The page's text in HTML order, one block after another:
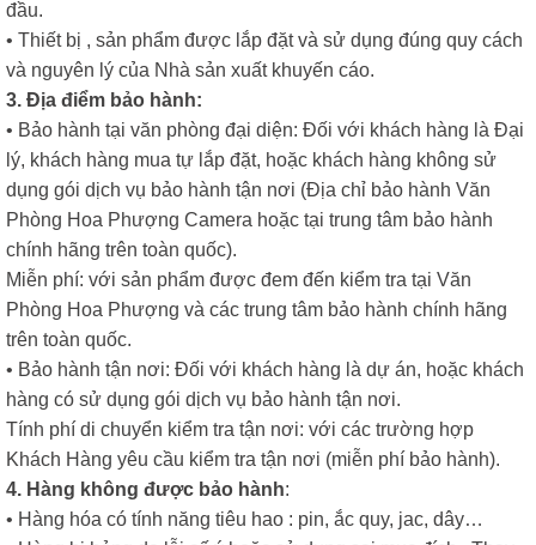
đầu.
• Thiết bị , sản phẩm được lắp đặt và sử dụng đúng quy cách
và nguyên lý của Nhà sản xuất khuyến cáo.
3. Địa điểm bảo hành:
• Bảo hành tại văn phòng đại diện: Đối với khách hàng là Đại
lý, khách hàng mua tự lắp đặt, hoặc khách hàng không sử
dụng gói dịch vụ bảo hành tận nơi (Địa chỉ bảo hành Văn
Phòng Hoa Phượng Camera hoặc tại trung tâm bảo hành
chính hãng trên toàn quốc).
Miễn phí: với sản phẩm được đem đến kiểm tra tại Văn
Phòng Hoa Phượng và các trung tâm bảo hành chính hãng
trên toàn quốc.
• Bảo hành tận nơi: Đối với khách hàng là dự án, hoặc khách
hàng có sử dụng gói dịch vụ bảo hành tận nơi.
Tính phí di chuyển kiểm tra tận nơi: với các trường hợp
Khách Hàng yêu cầu kiểm tra tận nơi (miễn phí bảo hành).
4. Hàng không được bảo hành:
• Hàng hóa có tính năng tiêu hao : pin, ắc quy, jac, dây…